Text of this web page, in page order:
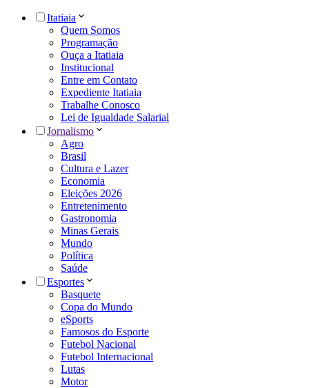
Itatiaia
Quem Somos
Programação
Ouça a Itatiaia
Institucional
Entre em Contato
Expediente Itatiaia
Trabalhe Conosco
Lei de Igualdade Salarial
Jornalismo
Agro
Brasil
Cultura e Lazer
Economia
Eleições 2026
Entretenimento
Gastronomia
Minas Gerais
Mundo
Política
Saúde
Esportes
Basquete
Copa do Mundo
eSports
Famosos do Esporte
Futebol Nacional
Futebol Internacional
Lutas
Motor